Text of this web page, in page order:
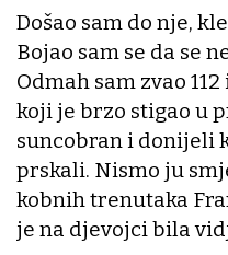
Došao sam do nje,
Bojao sam se da se
Odmah sam zvao
koji je brzo stigao u
suncobran i donijeli
prskali. Nismo ju
kobnih trenutaka
je na djevojci bila